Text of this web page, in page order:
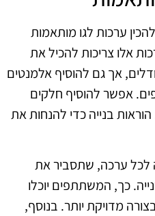
ערכות לגו מותאמות
אלו צריכות להכיל את
אך גם להוסיף אלמנטים
אפשר להוסיף חלקים
בנייה כדי להנחות את
לכל ערכה, שתסביר את
כך, המשתתפים יוכלו
מדויקת יותר. בנוסף,